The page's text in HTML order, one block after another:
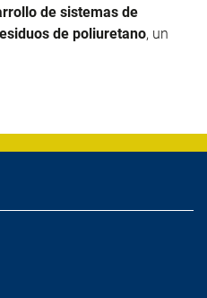
de sistemas de
de poliuretano, un